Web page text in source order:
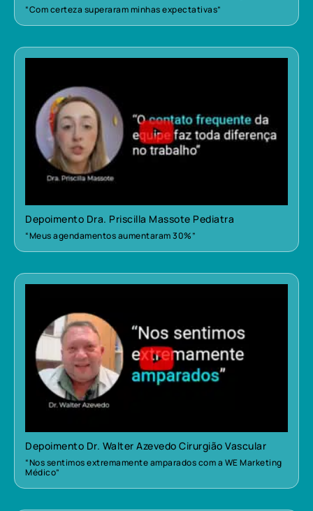
“Com certeza superaram minhas expectativas”
Depoimento Dra. Priscilla Massote Pediatra
“Meus agendamentos aumentaram 30%”
Depoimento Dr. Walter Azevedo Cirurgião Vascular
“Nos sentimos extremamente amparados com a WE Marketing
Médico”